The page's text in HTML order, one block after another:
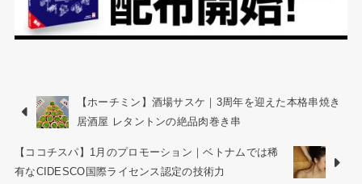
【ホーチミン】酒場サスケ｜3周年を迎えた本格串焼き
居酒屋 レタントンの絶品肉巻き串
【ココチスパ】1月のプロモーション｜ベトナムでは稀
有なCIDESCO国際ライセンス認定の技術力